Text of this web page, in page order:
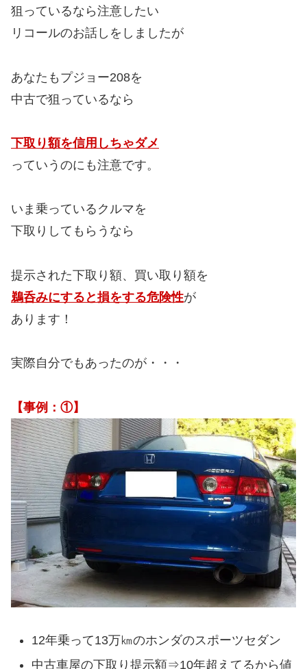
狙っているなら注意したい
リコールのお話しをしましたが
あなたもプジョー208を
中古で狙っているなら
下取り額を信用しちゃダメ
っていうのにも注意です。
いま乗っているクルマを
下取りしてもらうなら
提示された下取り額、買い取り額を
鵜呑みにすると損をする危険性が
あります！
実際自分でもあったのが・・・
【事例：①】
12年乗って13万㎞のホンダのスポーツセダン
中古車屋の下取り提示額⇒10年超えてるから値